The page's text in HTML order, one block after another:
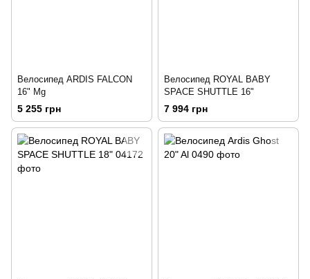
Велосипед ARDIS FALCON
16" Mg
5 255 грн
Велосипед ROYAL BABY
SPACE SHUTTLE 16"
7 994 грн